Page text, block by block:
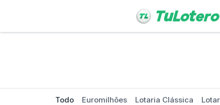
Euromilhões Lotaria Clássica
Todo